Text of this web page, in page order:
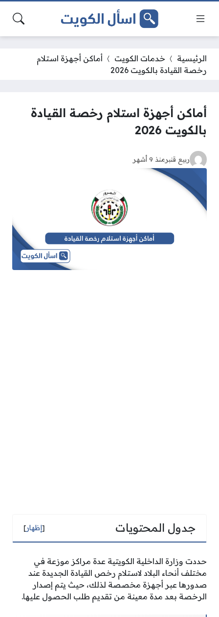
الرئيسية خدمات الكويت
أماكن أجهزة استلام
رخصة القيادة بالكويت 2026
أماكن أجهزة استلام رخصة القيادة
بالكويت 2026
ربيع قنبرمنذ 9 أشهر
جدول المحتويات [إظهار]
حددت وزارة الداخلية الكويتية عدة مراكز موزعة في
مختلف أنحاء البلاد لاستلام رخص القيادة الجديدة عند
صدورها عبر أجهزة مخصصة لذلك، حيث يتم إصدار
الرخصة بعد مدة معينة من تقديم طلب الحصول عليها.